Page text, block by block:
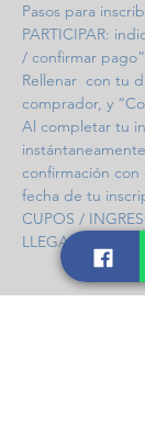
Pasos para
PARTICIPAR:
/ confirmar
Rellenar  con tu
comprador, y
Al completar tu
confirmación
fecha de tu
CUPOS /
LLEGADA / 97